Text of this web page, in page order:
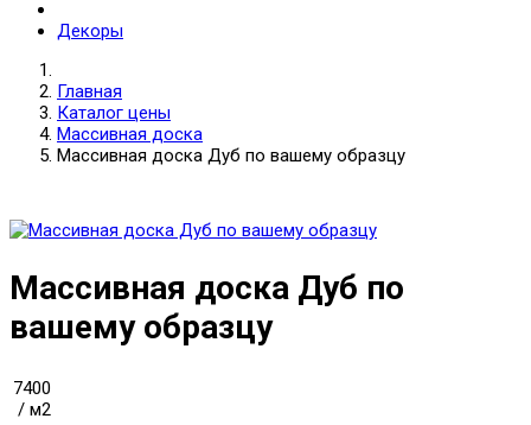
Декоры
Главная
Каталог цены
Массивная доска
Массивная доска Дуб по вашему образцу
Массивная доска Дуб по
вашему образцу
7400
/ м2